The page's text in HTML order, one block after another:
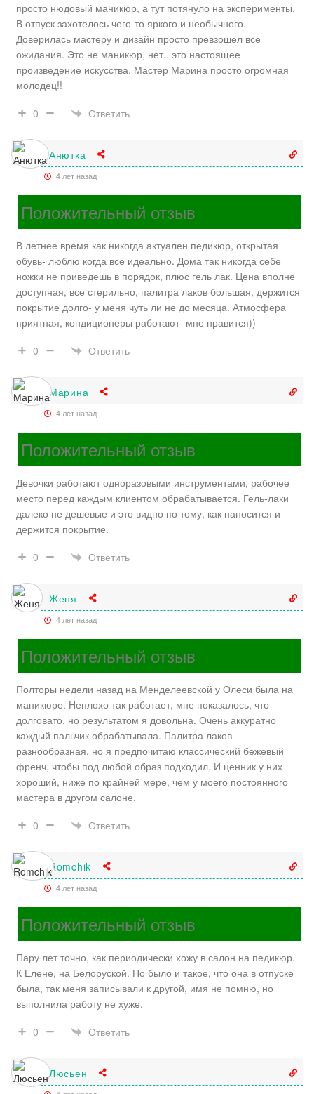
просто нюдовый маникюр, а тут потянуло на эксперименты.
В отпуск захотелось чего-то яркого и необычного.
Доверилась мастеру и дизайн просто превзошел все
ожидания. Это не маникюр, нет.. это настоящее
произведение искусства. Мастер Марина просто огромная
молодец!!
0
Ответить
Анютка
4 лет назад
Положительный отзыв
В летнее время как никогда актуален педикюр, открытая
обувь- люблю когда все идеально. Дома так никогда себе
ножки не приведешь в порядок, плюс гель лак. Цена вполне
доступная, все стерильно, палитра лаков большая, держится
покрытие долго- у меня чуть ли не до месяца. Атмосфера
приятная, кондиционеры работают- мне нравится))
0
Ответить
Марина
4 лет назад
Положительный отзыв
Девочки работают одноразовыми инструментами, рабочее
место перед каждым клиентом обрабатывается. Гель-лаки
далеко не дешевые и это видно по тому, как наносится и
держится покрытие.
0
Ответить
Женя
4 лет назад
Положительный отзыв
Полторы недели назад на Менделеевской у Олеси была на
маникюре. Неплохо так работает, мне показалось, что
долговато, но результатом я довольна. Очень аккуратно
каждый пальчик обрабатывала. Палитра лаков
разнообразная, но я предпочитаю классический бежевый
френч, чтобы под любой образ подходил. И ценник у них
хороший, ниже по крайней мере, чем у моего постоянного
мастера в другом салоне.
0
Ответить
Romchik
4 лет назад
Положительный отзыв
Пару лет точно, как периодически хожу в салон на педикюр.
К Елене, на Белоруской. Но было и такое, что она в отпуске
была, так меня записывали к другой, имя не помню, но
выполнила работу не хуже.
0
Ответить
Люсьен